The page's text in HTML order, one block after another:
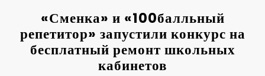
«Сменка» и «100балльный
репетитор» запустили конкурс на
бесплатный ремонт школьных
кабинетов